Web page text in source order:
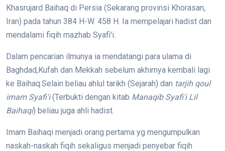
Khasrujard Baihaq di Persia (Sekarang provinsi Khorasan,
Iran) pada tahun 384 H-W. 458 H. Ia mempelajari hadist dan
mendalami fiqih mazhab Syafi'i.
Dalam pencarian ilmunya ia mendatangi para ulama di
Baghdad,Kufah dan Mekkah sebelum akhirnya kembali lagi
ke Baihaq.Selain beliau ahlul tarikh (Sejarah) dan tarjih qoul
imam Syafi'i(Terbukti dengan kitab Manaqib Syafi'i Lil
Baihaqi) beliau juga ahli hadist.
Imam Baihaqi menjadi orang pertama yg mengumpulkan
naskah-naskah fiqih sekaligus menjadi penyebar fiqih